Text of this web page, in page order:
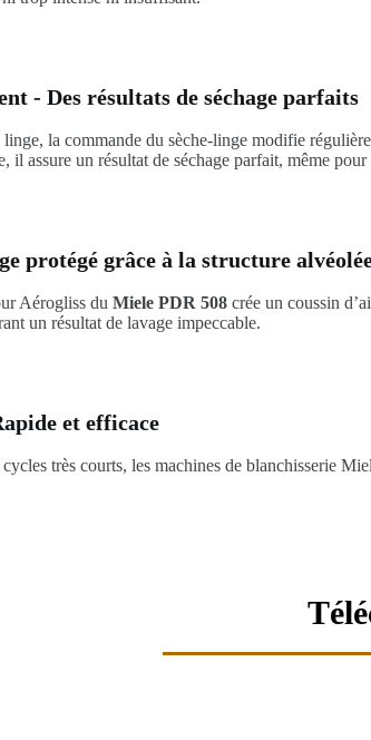
- Des résultats de séchage parfaits
la commande du sèche-linge modifie
il assure un résultat de séchage parfait, même
protégé grâce à la structure
Aérogliss duMiele PDR 508 crée un coussin
un résultat de lavage impeccable.
et efficace
très courts, les machines de blanchisserie